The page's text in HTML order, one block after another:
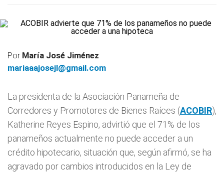
Por María José Jiménez
mariaaajosejl@gmail.com
La presidenta de la Asociación Panameña de
Corredores y Promotores de Bienes Raíces (ACOBIR),
Katherine Reyes Espino, advirtió que el 71% de los
panameños actualmente no puede acceder a un
crédito hipotecario, situación que, según afirmó, se ha
agravado por cambios introducidos en la Ley de